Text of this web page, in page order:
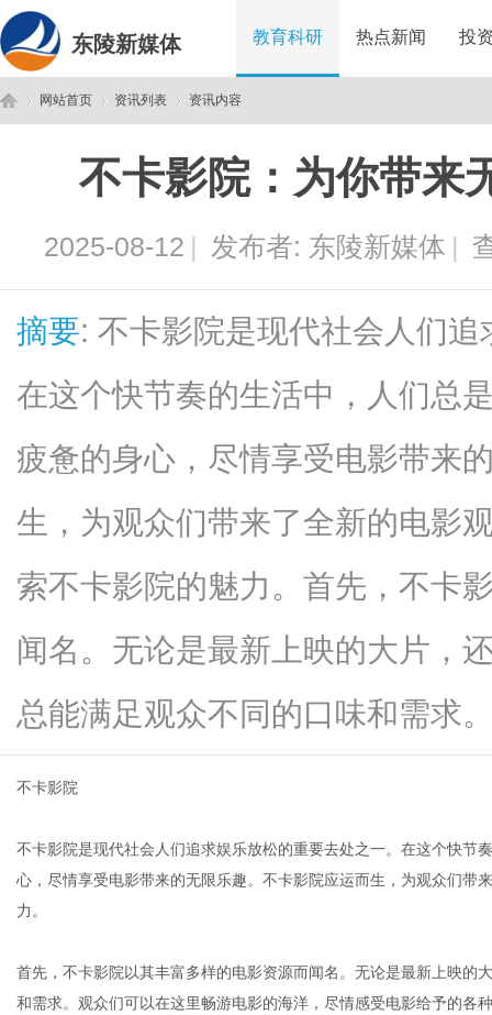
东陵新媒体 教育科研 热点新闻 投
网站首页 资讯列表
›
资讯内容
不卡影院：为你带来
2025-08-12 | 发布者: 东陵新媒体 |
摘要: 不卡影院是现代社会人们
在这个快节奏的生活中，人们总
疲惫的身心，尽情享受电影带来
生，为观众们带来了全新的电影
索不卡影院的魅力。首先，不卡
闻名。无论是最新上映的大片，
总能满足观众不同的口味和需求
不卡影院
不卡影院是现代社会人们追求娱乐放松的重要去处之一。在这个快节
心，尽情享受电影带来的无限乐趣。不卡影院应运而生，为观众们带
力。
首先，不卡影院以其丰富多样的电影资源而闻名。无论是最新上映的
和需求。观众们可以在这里畅游电影的海洋，尽情感受电影给予的各